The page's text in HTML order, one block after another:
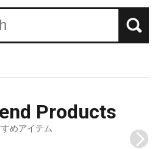
Products
めアイテム